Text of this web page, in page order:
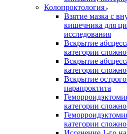
Колопроктология
Взятие мазка с
кишечника для
исследования
Вскрытие
категории
Вскрытие
категории
Вскрытие
парапроктита
категории
категории